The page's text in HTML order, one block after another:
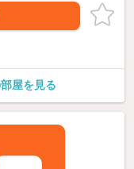
屋を見る